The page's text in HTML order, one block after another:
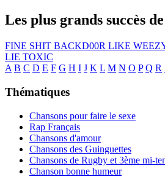
Les plus grands succès
FINE SHIT BACKD00R LIKE
LIE TOXIC
A B C D E F G H I J K L M N O P Q R
Thématiques
Chansons pour faire le sexe
Rap Français
Chansons d'amour
Chansons des Guinguettes
Chansons de Rugby et 3ème mi-
Chanson bonne humeur